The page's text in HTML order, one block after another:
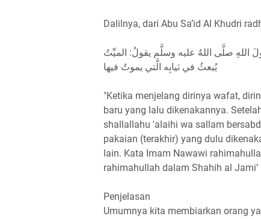
Dalilnya, dari Abu Sa’id Al Khudri
اللهِ صلَّى اللهُ عليه وسلَّم يقولُ: الميِّتُ
يُبعثُ في ثيابِه الَّتي يموتُ فيها
"Ketika menjelang dirinya wafat,
baru yang lalu dikenakannya.
shallallahu 'alaihi wa sallam
pakaian (terakhir) yang dulu
lain. Kata Imam Nawawi
rahimahullah dalam Shahih al Jami’
Penjelasan
Umumnya kita membiarkan orang